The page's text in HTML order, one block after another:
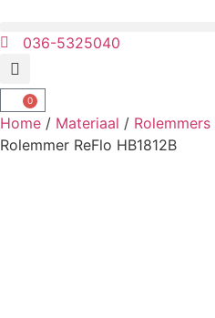
036-5325040
0
Home / Materiaal /
Rolemmer ReFlo HB1812B